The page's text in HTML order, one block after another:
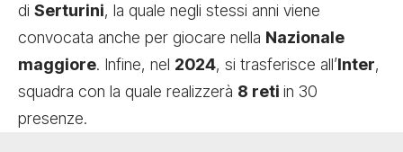
di Serturini, la quale negli stessi anni viene
convocata anche per giocare nella Nazionale
maggiore. Infine, nel 2024, si trasferisce all’Inter,
squadra con la quale realizzerà 8 reti in 30
presenze.